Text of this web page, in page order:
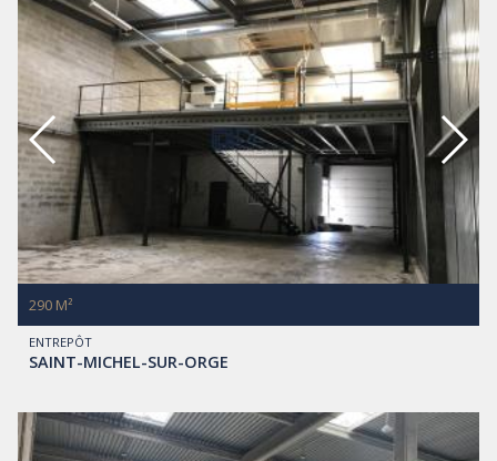
ENTREPÔT
SAINT-MICHEL-SUR-ORGE
290 M²